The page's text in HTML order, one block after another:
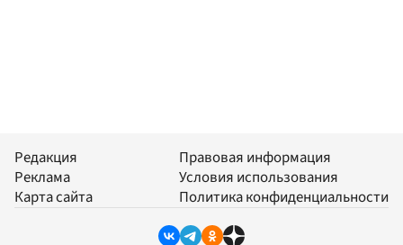
Редакция
Реклама
Карта сайта
Правовая информация
Условия использования
Политика конфиденциальности